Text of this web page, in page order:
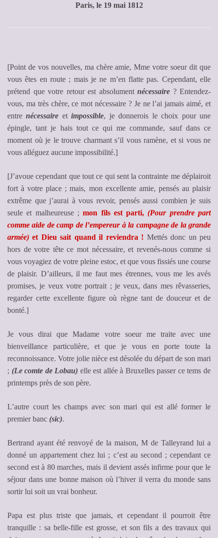
Paris, le 19 mai 1812
[Point de vos nouvelles, ma chère amie, Mme votre soeur dit que
vous êtes en route ; mais je ne m’en flatte pas. Cependant, elle
prétend que votre retour est absolument nécessaire ? Entendez-
vous, ma très chère, ce mot nécessaire ? Je ne l’ai jamais aimé, et
entrenécessaire etimpossible, je donnerois le choix pour une
épingle, tant je hais tout ce qui me commande, sauf dans ce
moment où je le trouve charmant s’il vous ramène, et si vous ne
vous alléguez aucune impossibilité.]
[J’avoue cependant que tout ce qui sent la contrainte me déplairoit
fort à votre place ; mais, mon excellente amie, pensés au plaisir
extrême que j’aurai à vous revoir, pensés aussi combien je suis
seule et malheureuse ;mon fils est parti,(Pour prendre part
comme aide de camp de l’empereur à la campagne de la grande
armée) et Dieu sait quand il reviendra ! Mettés donc un peu
hors de votre tête ce mot nécessaire, et revenés-nous comme si
vous voyagiez de votre pleine estoc, et que vous fissiés une course
de plaisir. D’ailleurs, il me faut mes étrennes, vous me les avés
promises, je veux votre portrait ; je veux, dans mes rêvasseries,
regarder cette excellente figure où règne tant de douceur et de
bonté.]
Je vous dirai que Madame votre soeur me traite avec une
bienveillance particulière, et que je vous en porte toute la
reconnoissance. Votre jolie nièce est désolée du départ de son mari
; (Le comte de Lobau) elle est allée à Bruxelles passer ce tems de
printemps près de son père.
L’autre court les champs avec son mari qui est allé former le
premier banc (sic).
Bertrand ayant été renvoyé de la maison, M de Talleyrand lui a
donné un appartement chez lui ; c’est au second ; cependant ce
second est à 80 marches, mais il devient assés infirme pour que le
séjour dans une bonne maison où l’hiver il verra du monde sans
sortir lui soit un vrai bonheur.
Papa est plus triste que jamais, et cependant il pourroit être
tranquille : sa belle-fille est grosse, et son fils a des travaux qui